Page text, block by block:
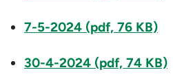
7-5-2024 (pdf, 76 KB)
30-4-2024 (pdf, 74 KB)